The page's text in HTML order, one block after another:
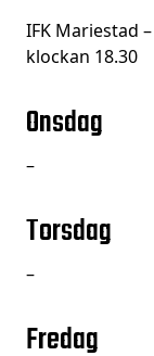
IFK Mariestad
klockan 18.30
Onsdag
–
Torsdag
–
Fredag